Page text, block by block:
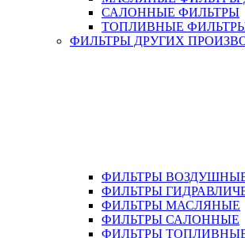
САЛОННЫЕ ФИЛЬТРЫ
ТОПЛИВНЫЕ
ФИЛЬТРЫ ДРУГИХ
ФИЛЬТРЫ
ФИЛЬТРЫ
ФИЛЬТРЫ МАСЛЯНЫЕ
ФИЛЬТРЫ САЛОННЫЕ
ФИЛЬТРЫ